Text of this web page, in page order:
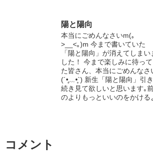
陽と陽向
本当にごめんなさいm(｡
>__<｡)m 今まで書いていた
「陽と陽向」が消えてしまい
した！ 今まで楽しみに待って
た皆さん、本当にごめんなさ
(´•̥﹏•̥`) 新生「陽と陽向」引き
続き見て欲しいと思います｡
のよりもっといいのをかける
コメント